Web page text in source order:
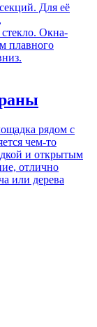
Для её
Окна-
плавного
рядом с
чем-то
и открытым
отлично
или дерева